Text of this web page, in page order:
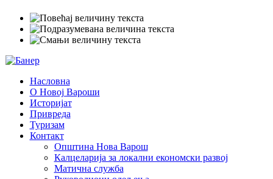
Насловна
О Новој Вароши
Историјат
Привреда
Туризам
Контакт
Општина Нова Варош
Калцеларија за локални економски развој
Матична служба